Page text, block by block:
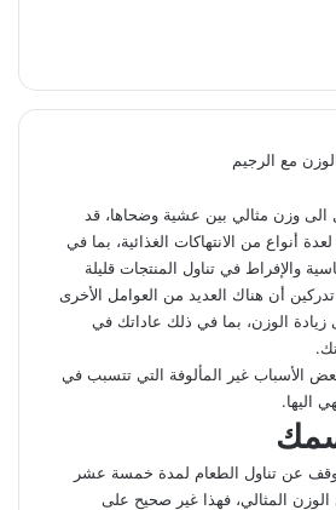
وزن مثالي بين عشية وضحاها، قد
أنواع من الانتهاكات الغذائية، بما في
والإفراط في تناول المنتجات قليلة
أن هناك العديد من العوامل الأخرى
الوزن، بما في ذلك عاداتك في
الأسباب غير المألوفة التي تتسبب في
اليها.
عن تناول الطعام لمدة خمسة عشر
المثالي، فهذا غير صحيح على